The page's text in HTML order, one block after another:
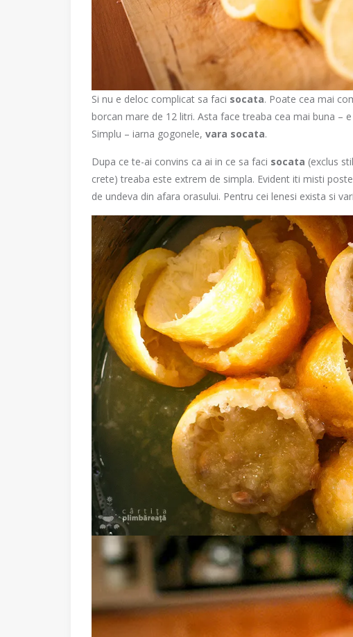
Si nu e deloc complicat sa faci socata. Poate cea mai
borcan mare de 12 litri. Asta face treaba cea mai buna –
Simplu – iarna gogonele, vara socata.
Dupa ce te-ai convins ca ai in ce sa faci socata (exclus
crete) treaba este extrem de simpla. Evident iti misti
de undeva din afara orasului. Pentru cei lenesi exista si